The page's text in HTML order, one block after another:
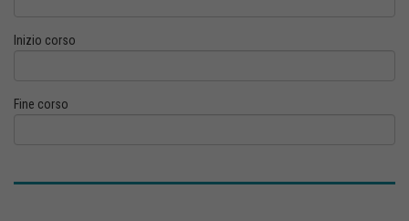
Inizio corso
Fine corso